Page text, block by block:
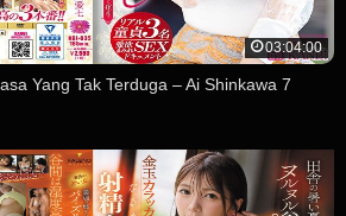
03:04:00
Yang Tak Terduga – Ai Shinkawa 7